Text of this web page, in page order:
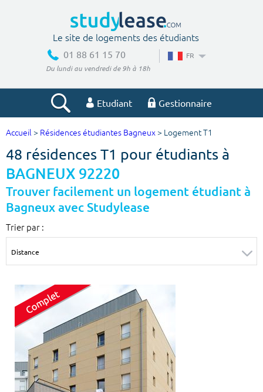
Le site de logements des étudiants
01 88 61 15 70
Du lundi au vendredi de 9h à 18h
FR
Etudiant Gestionnaire
Votre recherche
Ville, école
m²
Type de location
Colocation
Votre date d'entrée
Accueil > Résidences étudiantes Bagneux > Logement T1
48 résidences T1 pour étudiants à
BAGNEUX 92220
Trouver facilement un logement étudiant à
Bagneux avec Studylease
Trier par :